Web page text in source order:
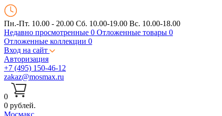
Пн.-Пт. 10.00 - 20.00 Сб. 10.00-19.00 Вс. 10.00-18.00
Недавно просмотренные 0 Отложенные товары 0
Отложенные коллекции 0
Вход на сайт
Авторизация
+7 (495) 150-46-12
zakaz@mosmax.ru
0
0 рублей.
Мосмакс